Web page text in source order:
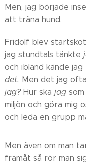
Men, jag började
att träna hund.
Fridolf blev
jag stundtals tänkte
och ibland kände jag
det. Men det jag
jag?Hur ska jag
miljön och göra mig
och leda en grupp
Men även om man
framåt så rör man